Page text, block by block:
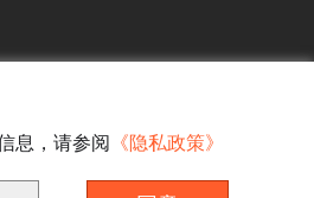
息，请参阅 《隐私政策》